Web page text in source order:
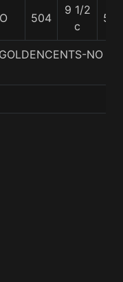
504
9 1/2
c
55
NO